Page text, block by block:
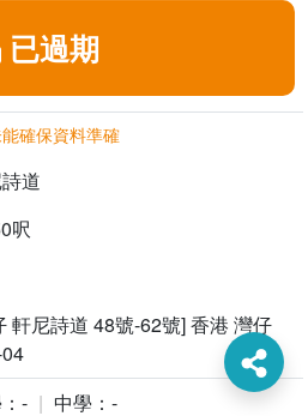
已過期
確保資料準確
道
呎
軒尼詩道 48號-62號] 香港 灣仔
- 中學：-